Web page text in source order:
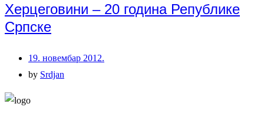
Херцеговини – 20 година Републике
Српске
19. новембар 2012.
by Srdjan